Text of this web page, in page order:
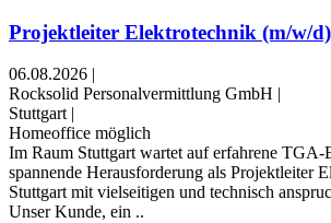
Projektleiter Elektrotechnik (m/w/
06.08.2026 |
Rocksolid Personalvermittlung GmbH |
Stuttgart |
Homeoffice möglich
Im Raum Stuttgart wartet auf erfahrene TGA-
spannende Herausforderung als Projektleiter
Stuttgart mit vielseitigen und technisch
Unser Kunde, ein ..